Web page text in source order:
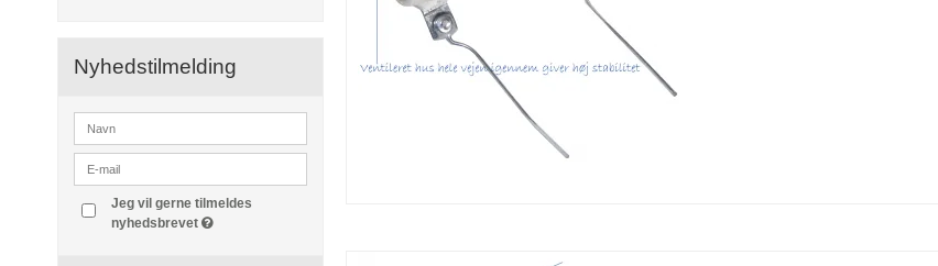
Nyhedstilmelding
Jeg vil gerne tilmeldes
nyhedsbrevet